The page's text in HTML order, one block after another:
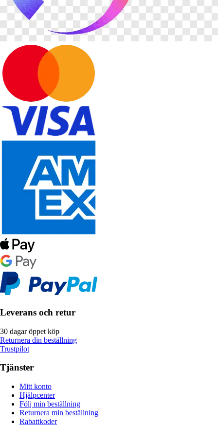
Leverans och retur
30 dagar öppet köp
Returnera din beställning
Trustpilot
Tjänster
Mitt konto
Hjälpcenter
Följ min beställning
Returnera min beställning
Rabattkoder